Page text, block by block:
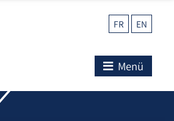
FR EN
Menü